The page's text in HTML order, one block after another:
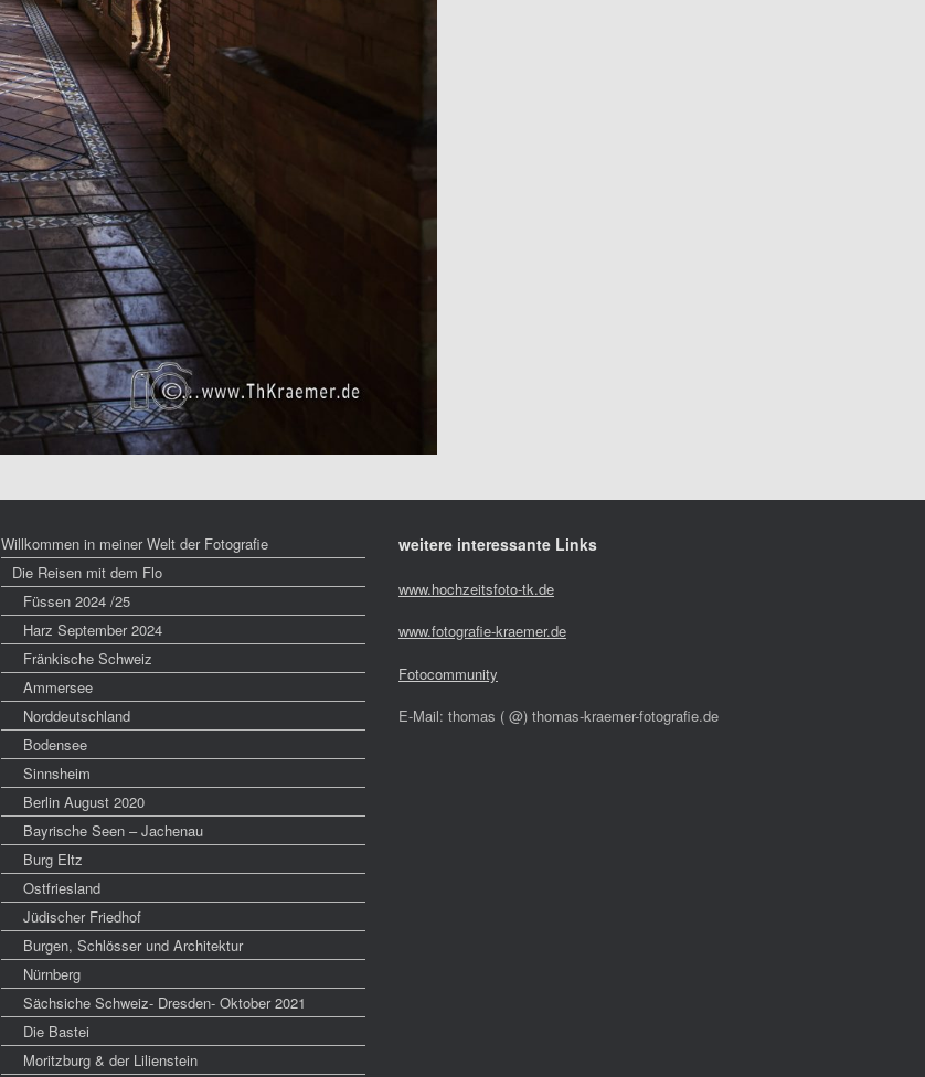
Willkommen in meiner Welt der Fotografie
Die Reisen mit dem Flo
Füssen 2024 /25
Harz September 2024
Fränkische Schweiz
Ammersee
Norddeutschland
Bodensee
Sinnsheim
Berlin August 2020
Bayrische Seen – Jachenau
Burg Eltz
Ostfriesland
Jüdischer Friedhof
Burgen, Schlösser und Architektur
Nürnberg
Sächsiche Schweiz- Dresden- Oktober 2021
Die Bastei
Moritzburg & der Lilienstein
weitere interessante Links
www.hochzeitsfoto-tk.de
www.fotografie-kraemer.de
Fotocommunity
E-Mail: thomas ( @) thomas-kraemer-fotografie.de